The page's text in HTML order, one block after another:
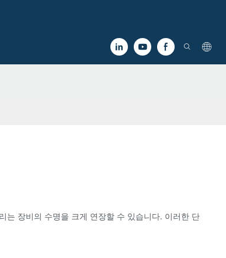
는 장비의 수명을 크게 연장할 수 있습니다. 이러한 단